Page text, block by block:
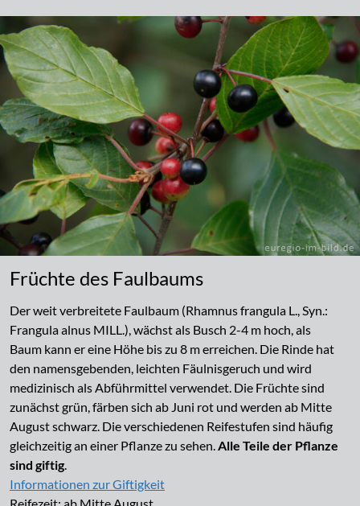
Früchte des Faulbaums
Der weit verbreitete Faulbaum (Rhamnus frangula L., Syn.:
Frangula alnus MILL.), wächst als Busch 2-4 m hoch, als
Baum kann er eine Höhe bis zu 8 m erreichen. Die Rinde hat
den namensgebenden, leichten Fäulnisgeruch und wird
medizinisch als Abführmittel verwendet. Die Früchte sind
zunächst grün, färben sich ab Juni rot und werden ab Mitte
August schwarz. Die verschiedenen Reifestufen sind häufig
gleichzeitig an einer Pflanze zu sehen.Alle Teile der Pflanze
sind giftig.
Informationen zur Giftigkeit